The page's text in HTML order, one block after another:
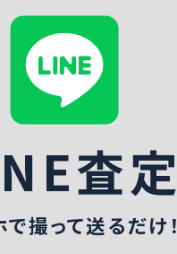
査定
撮って送るだけ！